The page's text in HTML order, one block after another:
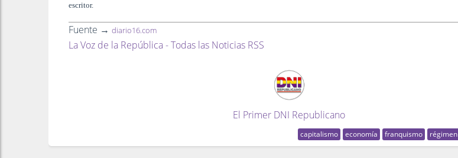
escritor.
Fuente → diario16.com
La Voz de la República - Todas las Noticias RSS
El Primer DNI Republicano
capitalismo economía franquismo régimen